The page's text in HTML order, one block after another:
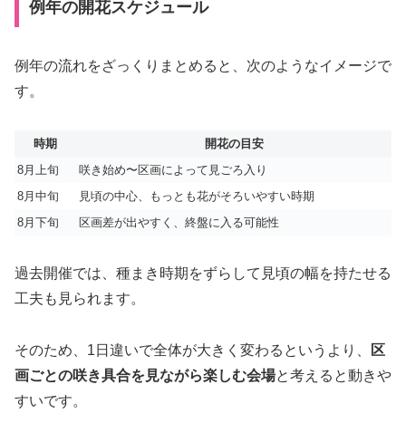
例年の開花スケジュール
例年の流れをざっくりまとめると、次のようなイメージで
す。
時期
開花の目安
8月上旬
咲き始め〜区画によって見ごろ入り
8月中旬
見頃の中心、もっとも花がそろいやすい時期
8月下旬
区画差が出やすく、終盤に入る可能性
過去開催では、種まき時期をずらして見頃の幅を持たせる
工夫も見られます。
そのため、1日違いで全体が大きく変わるというより、
区
画ごとの咲き具合を見ながら楽しむ会場と考えると動きや
すいです。